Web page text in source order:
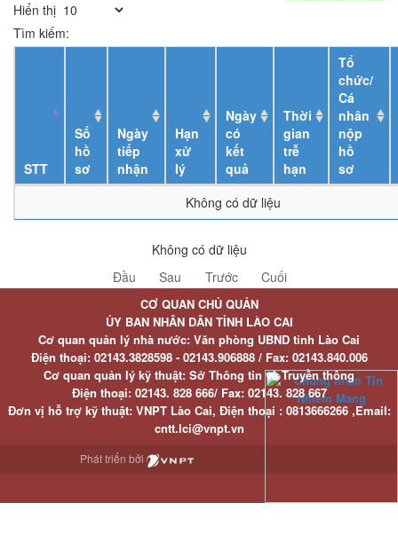
Hiển thị
Tìm kiếm:
STT
Số
hồ
sơ
Ngày
tiếp
nhận
Hạn
xử
lý
Ngày
có
kết
quả
Thời
gian
trễ
hạn
Tổ
chức/
Cá
nhân
nộp
hồ
sơ
Không có dữ liệu
Không có dữ liệu
Đầu
Sau Trước Cuối
CƠ QUAN CHỦ QUẢN
ỦY BAN NHÂN DÂN TỈNH LÀO CAI
Cơ quan quản lý nhà nước: Văn phòng UBND tỉnh Lào Cai
Điện thoại:02143.3828598 - 02143.906888 / Fax:02143.840.006
Cơ quan quản lý kỹ thuật: Sở Thông tin và Truyền thông
Điện thoại:02143. 828 666/ Fax:02143. 828 667
Đơn vị hỗ trợ kỹ thuật: VNPT Lào Cai, Điện thoại : 0813666266 ,Email:
cntt.lci@vnpt.vn
Phát triển bởi